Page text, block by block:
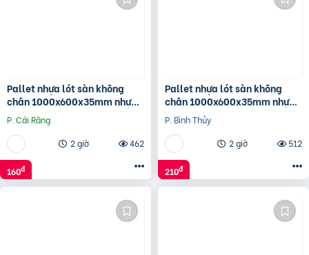
Pallet nhựa lót sàn không
chân 1000x600x35mm nhựa
tái sinh
P. Cái Răng
2 giờ
462
160đ
Pallet nhựa lót sàn không
chân 1000x600x35mm nhựa
nguyên sinh
P. Bình Thủy
2 giờ
512
210đ